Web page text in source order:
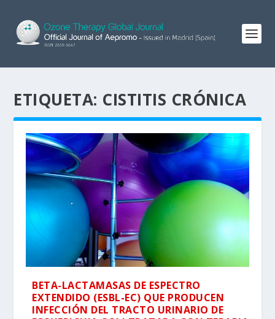
ETIQUETA: CISTITIS CRÓNICA
BETA-LACTAMASAS DE ESPECTRO
EXTENDIDO (ESBL-EC) QUE PRODUCEN
INFECCIÓN DEL TRACTO URINARIO DE